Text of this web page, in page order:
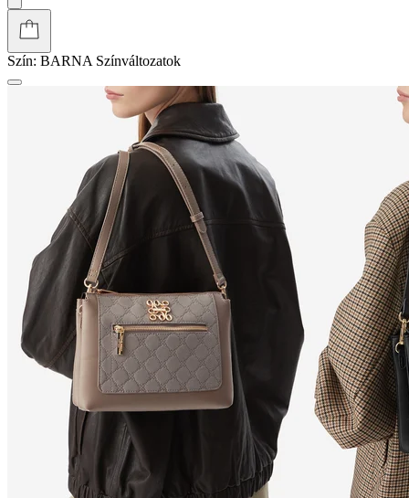
Szín: BARNA Színváltozatok